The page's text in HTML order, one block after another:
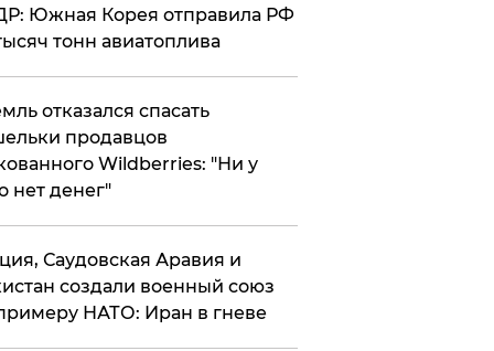
Южная Корея отправила РФ
тонн авиатоплива
отказался спасать
продавцов
Wildberries: "Ни у
нет денег"
Саудовская Аравия и
создали военный союз
НАТО: Иран в гневе